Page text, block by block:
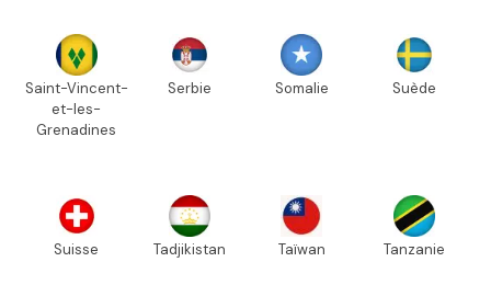
Saint-Vincent-
et-les-
Grenadines
Serbie Somalie Suède
Suisse Tadjikistan Taïwan Tanzanie